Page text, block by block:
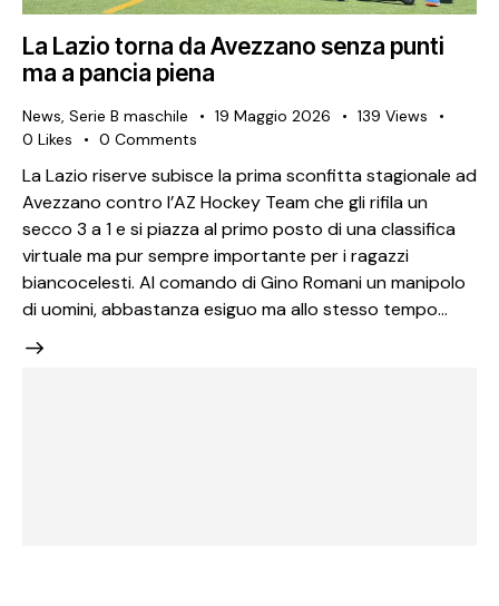
La Lazio torna da Avezzano senza punti
ma a pancia piena
News, Serie B maschile 19 Maggio 2026 139 Views
0 Likes 0 Comments
La Lazio riserve subisce la prima sconfitta stagionale ad
Avezzano contro l’AZ Hockey Team che gli rifila un
secco 3 a 1 e si piazza al primo posto di una classifica
virtuale ma pur sempre importante per i ragazzi
biancocelesti. Al comando di Gino Romani un manipolo
di uomini, abbastanza esiguo ma allo stesso tempo…